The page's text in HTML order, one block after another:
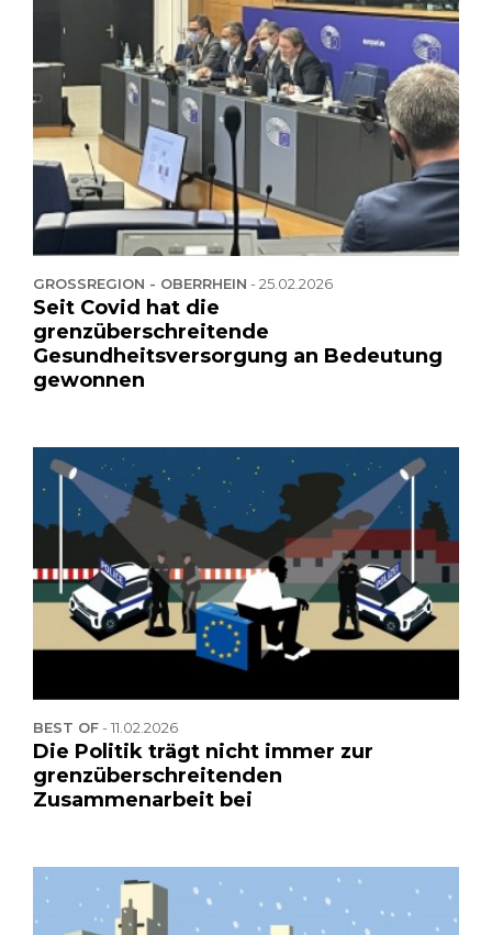
GROSSREGION - OBERRHEIN -25.02.2026
Seit Covid hat die
grenzüberschreitende
Gesundheitsversorgung an Bedeutung
gewonnen
BEST OF-11.02.2026
Die Politik trägt nicht immer zur
grenzüberschreitenden
Zusammenarbeit bei